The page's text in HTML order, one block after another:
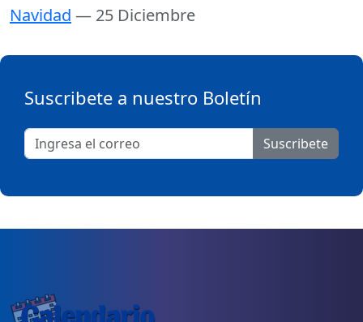
Navidad — 25 Diciembre
Suscribete a nuestro Boletín
Suscribete